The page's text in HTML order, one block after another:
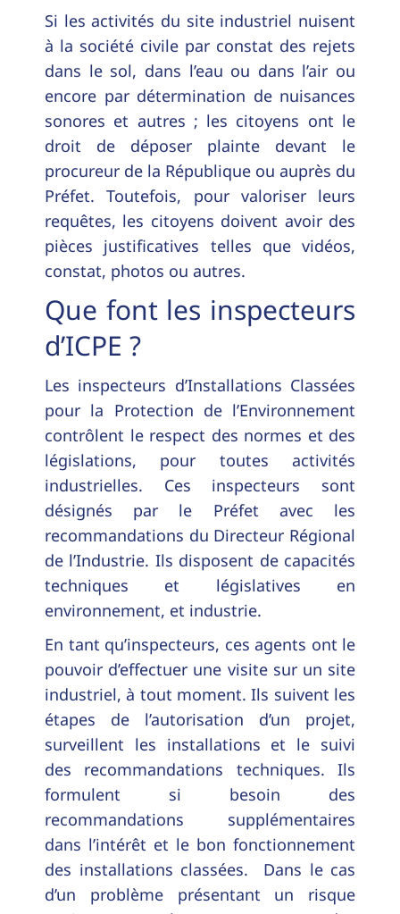
Si les activités du site industriel nuisent
à la société civile par constat des rejets
dans le sol, dans l’eau ou dans l’air ou
encore par détermination de nuisances
sonores et autres ; les citoyens ont le
droit de déposer plainte devant le
procureur de la République ou auprès du
Préfet. Toutefois, pour valoriser leurs
requêtes, les citoyens doivent avoir des
pièces justificatives telles que vidéos,
constat, photos ou autres.
Que font les inspecteurs
d’ICPE ?
Les inspecteurs d’Installations Classées
pour la Protection de l’Environnement
contrôlent le respect des normes et des
législations, pour toutes activités
industrielles. Ces inspecteurs sont
désignés par le Préfet avec les
recommandations du Directeur Régional
de l’Industrie. Ils disposent de capacités
techniques et législatives en
environnement, et industrie.
En tant qu’inspecteurs, ces agents ont le
pouvoir d’effectuer une visite sur un site
industriel, à tout moment. Ils suivent les
étapes de l’autorisation d’un projet,
surveillent les installations et le suivi
des recommandations techniques. Ils
formulent si besoin des
recommandations supplémentaires
dans l’intérêt et le bon fonctionnement
des installations classées. Dans le cas
d’un problème présentant un risque